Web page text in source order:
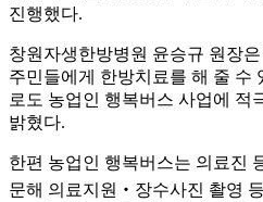
진행했다.
창원자생한방병원 윤승규 원장
주민들에게 한방치료를 해 줄 수
로도 농업인 행복버스 사업에 적
밝혔다.
한편 농업인 행복버스는 의료진
문해 의료지원‧장수사진 촬영